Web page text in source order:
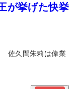
が挙げた快挙
佐久間朱莉は偉業